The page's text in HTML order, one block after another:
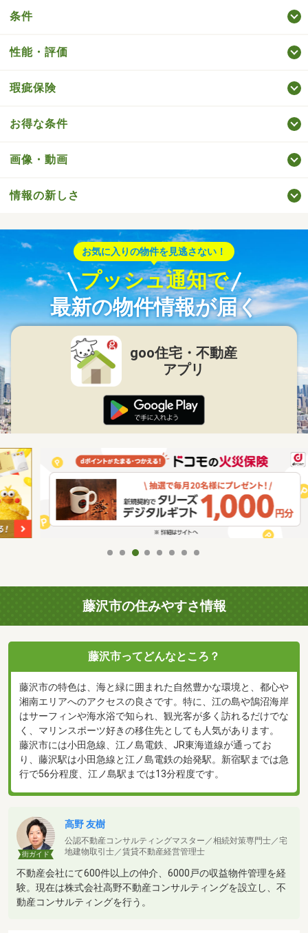
条件
性能・評価
瑕疵保険
お得な条件
画像・動画
情報の新しさ
お気に入りの物件を見逃さない！
プッシュ通知で
最新の物件情報が届く
goo住宅・不動産
アプリ
藤沢市の住みやすさ情報
藤沢市ってどんなところ？
藤沢市の特色は、海と緑に囲まれた自然豊かな環境と、都心や
湘南エリアへのアクセスの良さです。特に、江の島や鵠沼海岸
はサーフィンや海水浴で知られ、観光客が多く訪れるだけでな
く、マリンスポーツ好きの移住先としても人気があります。
藤沢市には小田急線、江ノ島電鉄、JR東海道線が通ってお
り、藤沢駅は小田急線と江ノ島電鉄の始発駅。新宿駅までは急
行で56分程度、江ノ島駅までは13分程度です。
街ガイド
高野 友樹
公認不動産コンサルティングマスター／相続対策専門士／宅
地建物取引士／賃貸不動産経営管理士
不動産会社にて600件以上の仲介、6000戸の収益物件管理を経
験。現在は株式会社高野不動産コンサルティングを設立し、不
動産コンサルティングを行う。